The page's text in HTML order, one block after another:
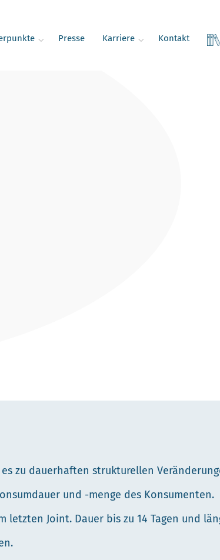
Presse Karriere Kontakt
zu dauerhaften strukturellen
und -menge des Konsumenten.
letzten Joint. Dauer bis zu 14 Tagen und